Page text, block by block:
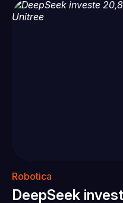
Robotica
DeepSeek